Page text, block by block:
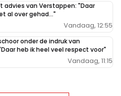
advies van Verstappen: "Daar
al over gehad..."
Vandaag, 12:55
onder de indruk van
heb ik heel veel respect voor"
Vandaag, 11:15